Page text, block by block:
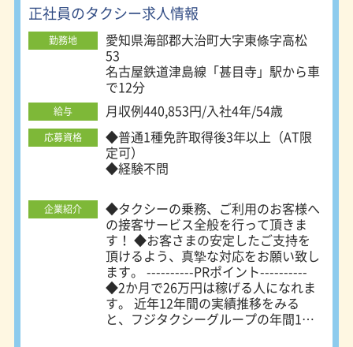
なくても、自動配車システムに連動し
たGPSカーナビを導入済みのため安心
して働いていただけます。 ★女性で
も安心 ◎ドライバーや事務員で女性
社員多数活躍中 ◎夫婦でドライバー
として働いている社員も！ ◎「日勤
希望」などのシフト相談もOK ◎実際
に、日勤のみで子育てと両立している
女性社員も◎ ◎退勤後、子どもと一
緒に「いただきます」ができる環境で
す！ 【充実の福利厚生！】 ★社員旅
ループならではのメリット（名鉄グル
ープの様々な施設を従業員価格で利用
できるなど） ★各種社会保険完備 【1
日の流れ：例】 １）アルコールチェ
ック、車両点検 ２）お客様を乗せて
目的地まで運転・接客業務 ３）車両
の簡単な清掃、洗車 ４）売上金の納
金業務 ※この間に2時間の休憩があり
ます。 ■勤務地 本社営業所：豊田市
正社員のタクシー求人情報
勤務地
愛知県海部郡大治町大字東條字高松
53
名古屋鉄道津島線「甚目寺」駅から車
で12分
給与 月収例440,853円/入社4年/54歳
応募資格
◆普通1種免許取得後3年以上（AT限
定可）
◆経験不問
企業紹介
◆タクシーの乗務、ご利用のお客様へ
の接客サービス全般を行って頂きま
す！ ◆お客さまの安定したご支持を
頂けるよう、真摯な対応をお願い致し
ます。 ----------PRポイント----------
◆2か月で26万円は稼げる人になれま
す。 近年12年間の実績推移をみる
と、フジタクシーグループの年間1台